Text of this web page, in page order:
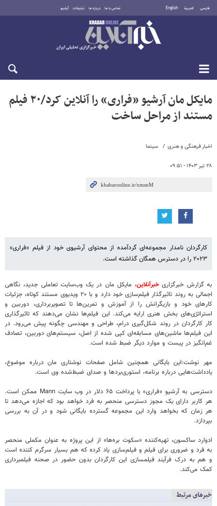
فارسی العربية English تماس با ما درباره ما تبلیغات آرشیو
یکشنبه ۱۸ مرداد ۱۴۰۵
اخبار فرهنگی و هنری سینما
۲۸ تیر ۱۴۰۳ - ۰۹:۵۱
مایکل مان آرشیو «فراری» را آنلاین کرد/۲۰ فیلم
مستند از مراحل ساخت
کارگردان نامدار مجموعه‌ای گردآمده از محتوای آرشیوی خود از فیلم «فراری»
۲۰۲۳ را در دسترس همگان گذاشته است.
به گزارش خبرگزاریخبرآنلاین، مایکل مان در یک وب‌سایت تعاملی جدید، نگاهی
اجمالی به روند تاثیرگذار فیلم‌سازی خود دارد و با ۲۰ ویدیوی مستند کوتاه، جزئیات
کارهای خود و بازیگرانش را از آموزش و تمرین‌ها تا تصویربرداری، دوربین و
استراتژی‌های بخش هنری ارایه می‌کند. این فیلم‌ها نشان می‌دهند که تاثیرگذاری
کار کارگردان در روند شکل‌گیری درام، طراحی و مهندسی چگونه پیش می‌رود. در
این فیلم‌ها ماشین‌های مسابقه‌ای کپی شده از اصل، سیستم‌های دوربین، تصادف
غم‌انگیز در پیست و موارد دیگر ضبط شده است.
مهر نوشت:این بایگانی همچنین شامل صفحات نوشتاری مان درباره موضوع،
یادداشت‌هایی درباره برنامه، استوری‌بردها و صدای ضبط‌شده وی است.
دسترسی به آرشیو «فراری» با پرداخت ۶۵ دلار در وب سایت Mann ممکن است.
هر کاربر دارای یک مجوز دسترسی منحصر به فرد خواهد بود که اجازه می‌دهد تا
هر زمان که بخواهد وارد این مجموعه گسترده بایگانی شود و در آن به بررسی
بپردازد.
ادوارد ساکسون، تهیه‌کننده «سکوت بره‌ها» از این پروژه به عنوان مکملی منحصر
به فرد و ضروری برای فیلم و فیلم‌سازی یاد کرده که هم بسیار سرگرم کننده است
و هم به درک فرآیند فیلمسازی این کارگردان بدون حضور در صحنه فیلمبرداری
کمک می‌کند.
خبرهای مرتبط